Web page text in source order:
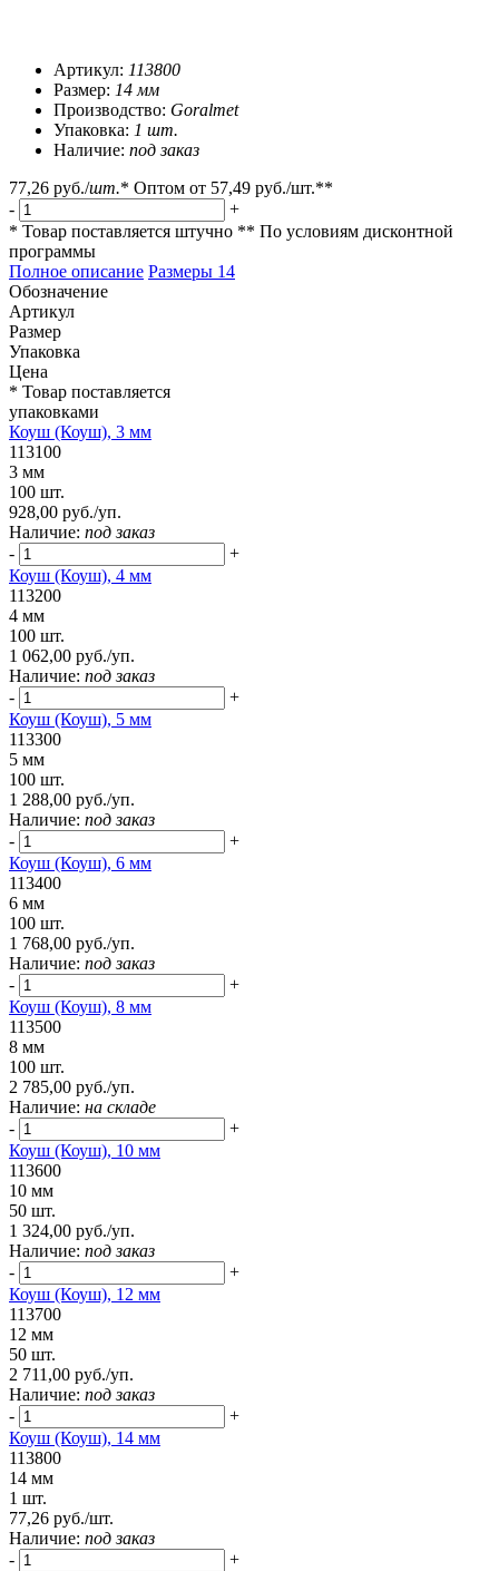
Артикул: 113800
Размер: 14 мм
Производство: Goralmet
Упаковка: 1 шт.
Наличие: под заказ
77,26 руб./шт.* Оптом от 57,49 руб./шт.**
-
+
* Товар поставляется штучно ** По условиям дисконтной
программы
Полное описание Размеры 14
Обозначение
Артикул
Размер
Упаковка
Цена
* Товар поставляется
упаковками
Коуш (Коуш), 3 мм
113100
3 мм
100 шт.
928,00 руб./уп.
Наличие: под заказ
-
+
Коуш (Коуш), 4 мм
113200
4 мм
100 шт.
1 062,00 руб./уп.
Наличие: под заказ
-
+
Коуш (Коуш), 5 мм
113300
5 мм
100 шт.
1 288,00 руб./уп.
Наличие: под заказ
-
+
Коуш (Коуш), 6 мм
113400
6 мм
100 шт.
1 768,00 руб./уп.
Наличие: под заказ
-
+
Коуш (Коуш), 8 мм
113500
8 мм
100 шт.
2 785,00 руб./уп.
Наличие: на складе
-
+
Коуш (Коуш), 10 мм
113600
10 мм
50 шт.
1 324,00 руб./уп.
Наличие: под заказ
-
+
Коуш (Коуш), 12 мм
113700
12 мм
50 шт.
2 711,00 руб./уп.
Наличие: под заказ
-
+
Коуш (Коуш), 14 мм
113800
14 мм
1 шт.
77,26 руб./шт.
Наличие: под заказ
-
+